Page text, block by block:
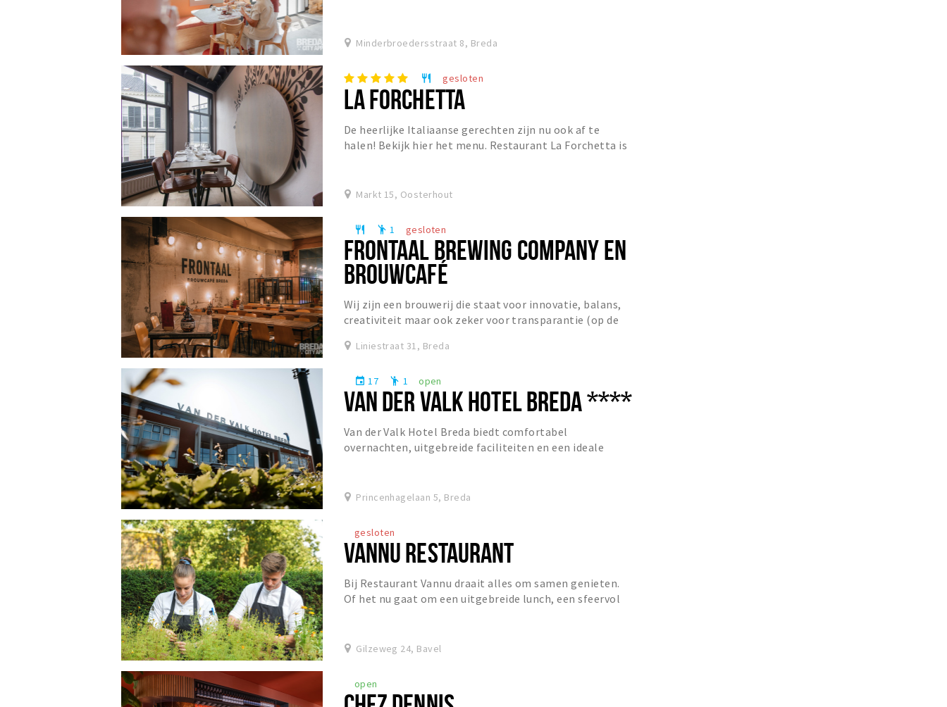
Minderbroedersstraat 8, Breda
restaurant gesloten
LA FORCHETTA
De heerlijke Italiaanse gerechten zijn nu ook af te
halen! Bekijk hier het menu. Restaurant La Forchetta is
Markt 15, Oosterhout
restaurant emoji_people 1 gesloten
FRONTAAL BREWING COMPANY EN
BROUWCAFÉ
Wij zijn een brouwerij die staat voor innovatie, balans,
creativiteit maar ook zeker voor transparantie (op de
Liniestraat 31, Breda
event 17 emoji_people 1 open
VAN DER VALK HOTEL BREDA ****
Van der Valk Hotel Breda biedt comfortabel
overnachten, uitgebreide faciliteiten en een ideale
Princenhagelaan 5, Breda
gesloten
VANNU RESTAURANT
Bij Restaurant Vannu draait alles om samen genieten.
Of het nu gaat om een uitgebreide lunch, een sfeervol
Gilzeweg 24, Bavel
open